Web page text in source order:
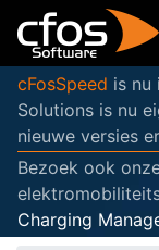
cFosSpeed is nu
Solutions is nu
nieuwe versies
Bezoek ook
Charging